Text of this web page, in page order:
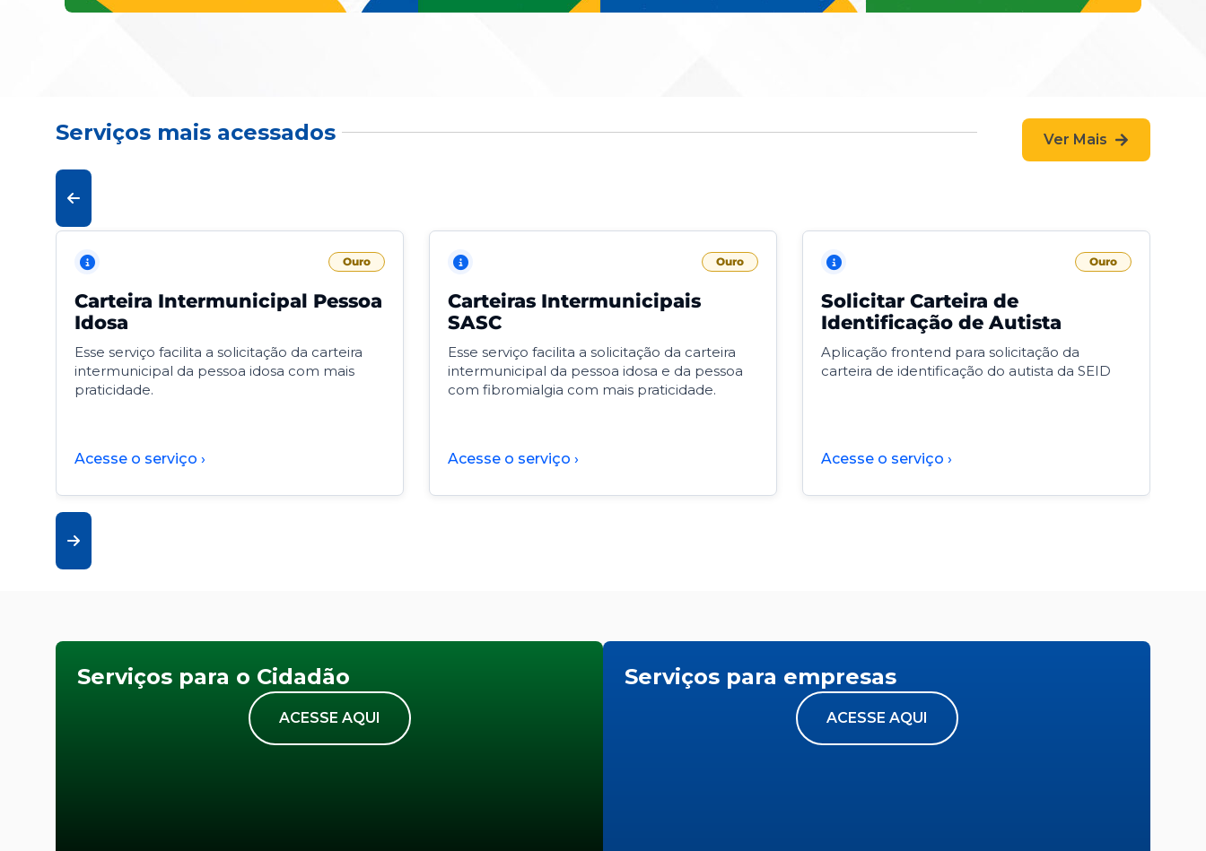
Serviços mais acessados Ver Mais
Ouro
Carteira Intermunicipal Pessoa
Idosa
Esse serviço facilita a solicitação da carteira
intermunicipal da pessoa idosa com mais
praticidade.
Acesse o serviço ›
Ouro
Carteiras Intermunicipais
SASC
Esse serviço facilita a solicitação da carteira
intermunicipal da pessoa idosa e da pessoa
com fibromialgia com mais praticidade.
Acesse o serviço ›
Ouro
Solicitar Carteira de
Identificação de Autista
Aplicação frontend para solicitação da
carteira de identificação do autista da SEID
Acesse o serviço ›
Serviços para o Cidadão
ACESSE AQUI
Serviços para empresas
ACESSE AQUI